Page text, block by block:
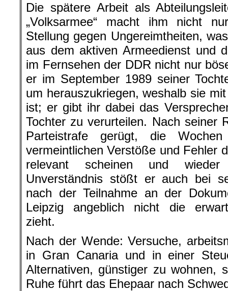
Die spätere Arbeit als
„Volksarmee“ macht ihm nicht
Stellung gegen Ungereimtheiten,
aus dem aktiven Armeedienst und
im Fernsehen der DDR nicht nur
er im September 1989 seiner
um herauszukriegen, weshalb sie
ist; er gibt ihr dabei das
Tochter zu verurteilen. Nach seiner
Parteistrafe gerügt, die
vermeintlichen Verstöße und Fehler
relevant scheinen und
Unverständnis stößt er auch bei
nach der Teilnahme an der
Leipzig angeblich nicht die
zieht.
Nach der Wende: Versuche,
in Gran Canaria und in einer
Alternativen, günstiger zu wohnen,
Ruhe führt das Ehepaar nach